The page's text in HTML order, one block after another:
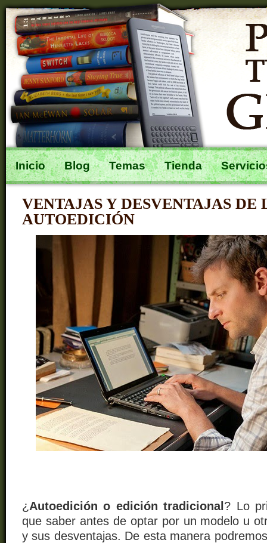
Inicio Blog Temas Tienda
VENTAJAS Y DESVENTAJAS DE
AUTOEDICIÓN
¿ Autoedición o edición tradicional ? Lo
que saber antes de optar por un modelo u
y sus desventajas. De esta manera